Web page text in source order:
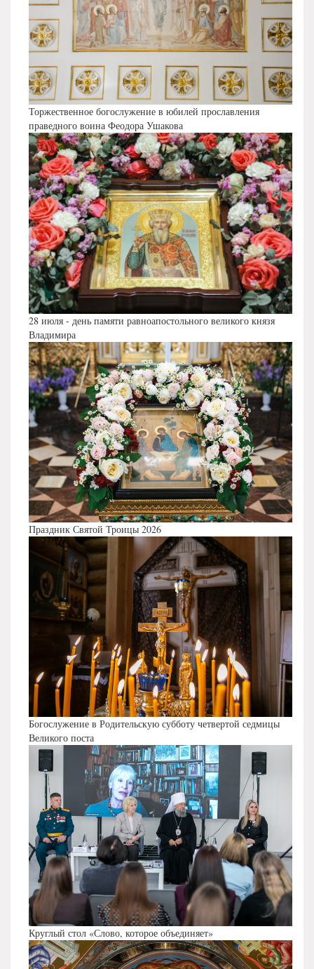
Торжественное богослужение в юбилей прославления
праведного воина Феодора Ушакова
28 июля - день памяти равноапостольного великого князя
Владимира
Праздник Святой Троицы 2026
Богослужение в Родительскую субботу четвертой седмицы
Великого поста
Круглый стол «Слово, которое объединяет»